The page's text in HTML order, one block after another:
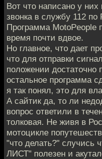
Вот что написано у
звонка в службу 112
Программа MotoPeople
время почти вдвое.
Но главное, что дает
что для отправки
положении достаточно
остальное программа
я так понял, это для
А сайтик да, то ли
вопрос ответили в
толковая. Не живя в
мотоцикле
"что делать?" случись
ЛИСТ" полезен и